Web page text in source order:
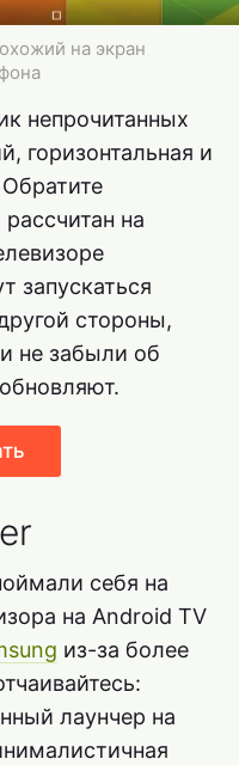
на экран
непрочитанных
горизонтальная и
на
запускаться
стороны,
не забыли об
себя на
на Android TV
из-за более
лаунчер на